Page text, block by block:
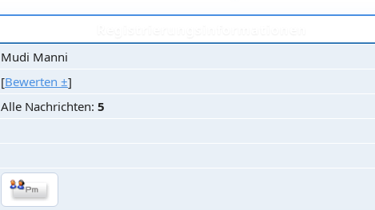
Mudi Manni
[Bewerten ±]
Alle Nachrichten: 5